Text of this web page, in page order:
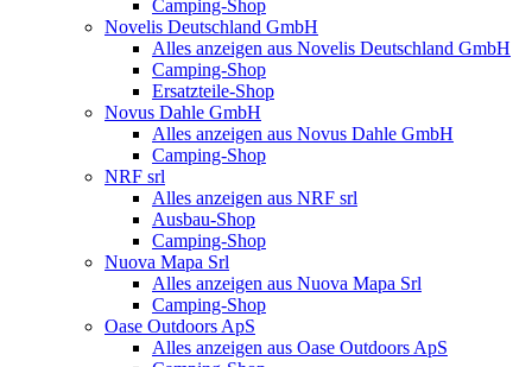
Camping-Shop
Novelis Deutschland GmbH
Alles anzeigen aus Novelis Deutschland GmbH
Camping-Shop
Ersatzteile-Shop
Novus Dahle GmbH
Alles anzeigen aus Novus Dahle GmbH
Camping-Shop
NRF srl
Alles anzeigen aus NRF srl
Ausbau-Shop
Camping-Shop
Nuova Mapa Srl
Alles anzeigen aus Nuova Mapa Srl
Camping-Shop
Oase Outdoors ApS
Alles anzeigen aus Oase Outdoors ApS